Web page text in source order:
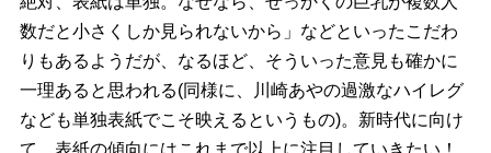
数だと小さくしか見られないから」などといったこだわ
りもあるようだが、なるほど、そういった意見も確かに
一理あると思われる(同様に、川崎あやの過激なハイレグ
なども単独表紙でこそ映えるというもの)。新時代に向け
て、表紙の傾向にはこれまで以上に注目していきたい！